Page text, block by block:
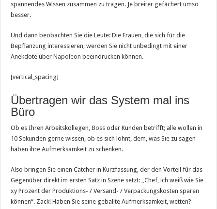
spannendes Wissen zusammen zu tragen. Je breiter gefächert umso
besser.
Und dann beobachten Sie die Leute: Die Frauen, die sich für die
Bepflanzung interessieren, werden Sie nicht unbedingt mit einer
Anekdote überNapoleon beeindrucken können.
[vertical_spacing]
Übertragen wir das System mal ins
Büro
Ob es Ihren Arbeitskollegen,Boss oder Kunden betrifft; alle wollen in
10 Sekunden gerne wissen, ob es sich lohnt, dem, was Sie zu sagen
haben ihre Aufmerksamkeit zu schenken.
Also bringen Sie einen Catcher in Kurzfassung, der den Vorteil für das
Gegenüber direkt im ersten Satz in Szene setzt: „Chef, ich weiß wie Sie
xy Prozent der Produktions- / Versand- / Verpackungskosten sparen
können“. Zack! Haben Sie seine geballte Aufmerksamkeit, wetten?